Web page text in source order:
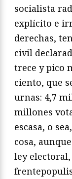
socialista
explícito e
derechas,
civil
trece y pico
ciento, que
urnas: 4,7
millones
escasa, o
cosa,
ley